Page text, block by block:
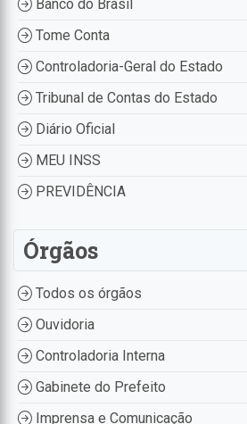
Banco do Brasil
Tome Conta
Controladoria-Geral do Estado
Tribunal de Contas do Estado
Diário Oficial
MEU INSS
PREVIDÊNCIA
Órgãos
Todos os órgãos
Ouvidoria
Controladoria Interna
Gabinete do Prefeito
Imprensa e Comunicação